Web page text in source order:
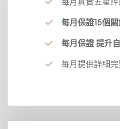
每月保證15個
每月保證 提升
每月提供詳細完